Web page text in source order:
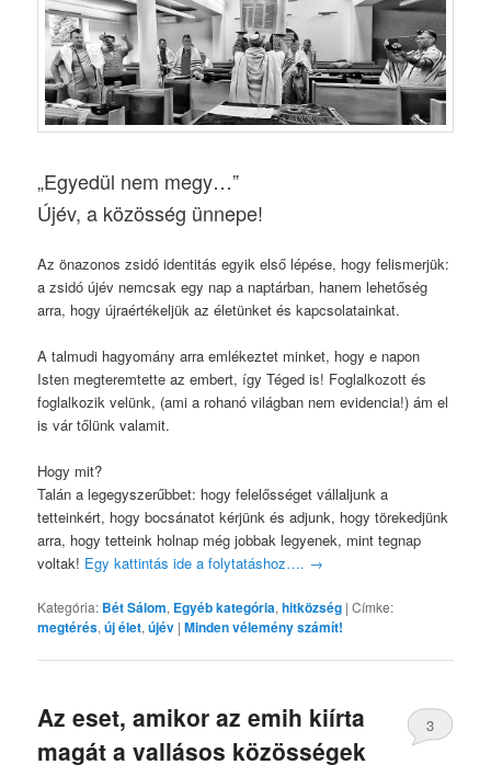
„Egyedül nem megy…”
Újév, a közösség ünnepe!
Az önazonos zsidó identitás egyik első lépése, hogy felismerjük:
a zsidó újév nemcsak egy nap a naptárban, hanem lehetőség
arra, hogyújraértékeljük az életünket és kapcsolatainkat.
A talmudi hagyomány arra emlékeztet minket, hogy e napon
Isten megteremtette az embert, így Téged is! Foglalkozott és
foglalkozik velünk, (ami a rohanó világban nem evidencia!) ám el
is vár tőlünk valamit.
Hogy mit?
Talán a legegyszerűbbet: hogy felelősséget vállaljunk a
tetteinkért, hogy bocsánatot kérjünk és adjunk, hogy törekedjünk
arra, hogy tetteink holnap még jobbak legyenek, mint tegnap
voltak! Egy kattintás ide a folytatáshoz…. →
Kategória: Bét Sálom, Egyéb kategória,hitközség |Címke:
megtérés,új élet,újév |Minden vélemény számít!
Az eset, amikor az emih kiírta
magát a vallásos közösségek
3